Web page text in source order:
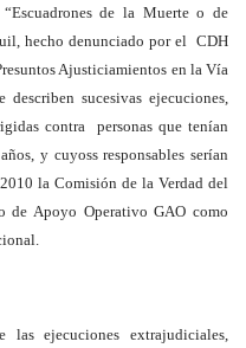
de la Muerte o de
hecho denunciado por el CDH
Ajusticiamientos en la Vía
sucesivas ejecuciones,
contra personas que tenían
y cuyoss responsables serían
la Comisión de la Verdad del
de Apoyo Operativo GAO como
ejecuciones extrajudiciales,